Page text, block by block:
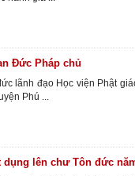
Đức Pháp chủ
lãnh đạo Học viện Phật
Phú ...
lên chư Tôn đức